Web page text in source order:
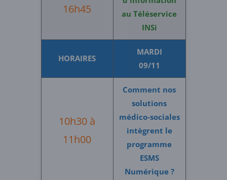
16h45
au Téléservice
INSi
HORAIRES
MARDI
09/11
10h30 à
11h00
Comment nos
solutions
médico-sociales
intègrent le
programme
ESMS
Numérique ?